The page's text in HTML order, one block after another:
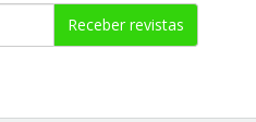
Receber revistas